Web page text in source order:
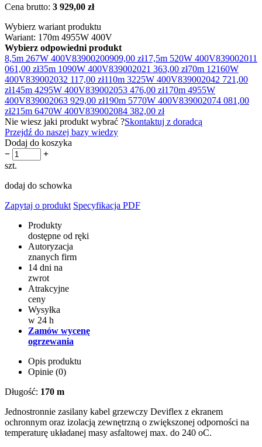
Cena brutto: 3 929,00 zł
Wybierz wariant produktu
Wariant: 170m 4955W 400V
Wybierz odpowiedni produkt
8,5m 267W 400V83900200909,00 zł17,5m 520W 400V839002011
061,00 zł35m 1090W 400V839002021 363,00 zł70m 12160W
400V839002032 117,00 zł110m 3225W 400V839002042 721,00
zł145m 4295W 400V839002053 476,00 zł170m 4955W
400V839002063 929,00 zł190m 5770W 400V839002074 081,00
zł215m 6470W 400V839002084 382,00 zł
Nie wiesz jaki produkt wybrać ?Skontaktuj z doradcą
Przejdź do naszej bazy wiedzy
Dodaj do koszyka
−
+
szt.
dodaj do schowka
Zapytaj o produkt Specyfikacja PDF
Produkty
dostępne od ręki
Autoryzacja
znanych firm
14 dni na
zwrot
Atrakcyjne
ceny
Wysyłka
w 24 h
Zamów wycenę
ogrzewania
Opis produktu
Opinie (0)
Długość: 170 m
Jednostronnie zasilany kabel grzewczy Deviflex z ekranem
ochronnym oraz izolacją zewnętrzną o zwiększonej odporności na
temperaturę układanej masy asfaltowej max. do 240 oC.